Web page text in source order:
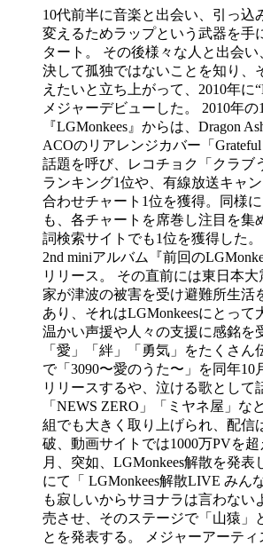
10代前半に音楽と出会い、引っ込
変えるためラップという武器を手
タート。 その後様々な人と出会
決して孤独ではないことを知り、
えたいと立ち上がって、2010年に
メジャーデビューした。 2010年の
『LGMonkees』からは、Dragon
ACOのリアレンジカバー「Grateful
話題を呼び、レコチョク「クラブ
ランキング1位や、有線放送キャ
合わせチャート1位を獲得。同様に
も、各チャートを席巻し注目を集
詞検索サイトでも1位を獲得した
2nd miniアルバム『前回の
リリース。 その直前には東日本大
家が津波の被害を受け避難所生活
あり、それはLGMonkeesにとって
温かい声援や人々の支援に感銘を
「愛」「絆」「勇気」をたくさん
で「3090〜愛のうた〜」を同年10
リリースするや、泣ける歌として
「NEWS ZERO」「ミヤネ屋」な
組でも大きく取り上げられ、配信
破、動画サイトでは1000万PVを
月、突如、LGMonkees解散を発表
にて「 LGMonkees解散LIVE みん
も寂しいからサヨナラは言わない
売させ、そのステージで「山猿」
とを発表する。 メジャーアーテ